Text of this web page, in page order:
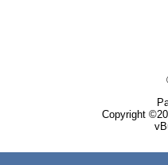
Copyright